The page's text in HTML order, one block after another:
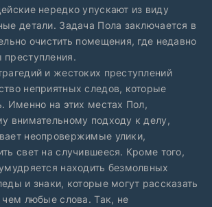
нередко упускают из виду
детали. Задача Пола заключается в
очистить помещения, где недавно
и жестоких преступлений
неприятных следов, которые
Именно на этих местах Пол,
внимательному подходу к делу,
неопровержимые улики,
свет на случившееся. Кроме того,
находить безмолвных
и знаки, которые могут рассказать
чем любые слова. Так, не